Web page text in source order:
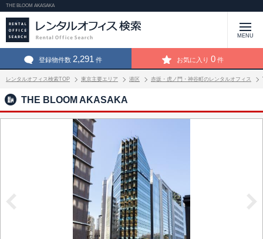
THE BLOOM AKASAKA
MENU
登録物件数 2,291 件 お気に入り 0 件
レンタルオフィス検索TOP 東京主要エリア 港区 赤坂・虎ノ門・神谷町のレンタルオフィス
THE BLOOM AKASAKA